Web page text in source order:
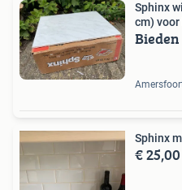
Sphinx
cm)
Bieden
Sphinx
€ 25,00